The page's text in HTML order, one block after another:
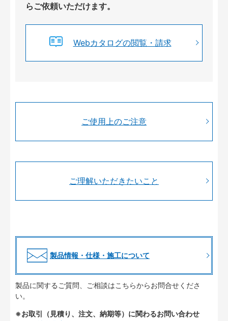
らご依頼いただけます。
Webカタログの閲覧・請求
ご使用上のご注意
ご理解いただきたいこと
製品情報・仕様・施工について
製品に関するご質問、ご相談はこちらからお問合せくださ
い。
※お取引（見積り、注文、納期等）に関わるお問い合わせ